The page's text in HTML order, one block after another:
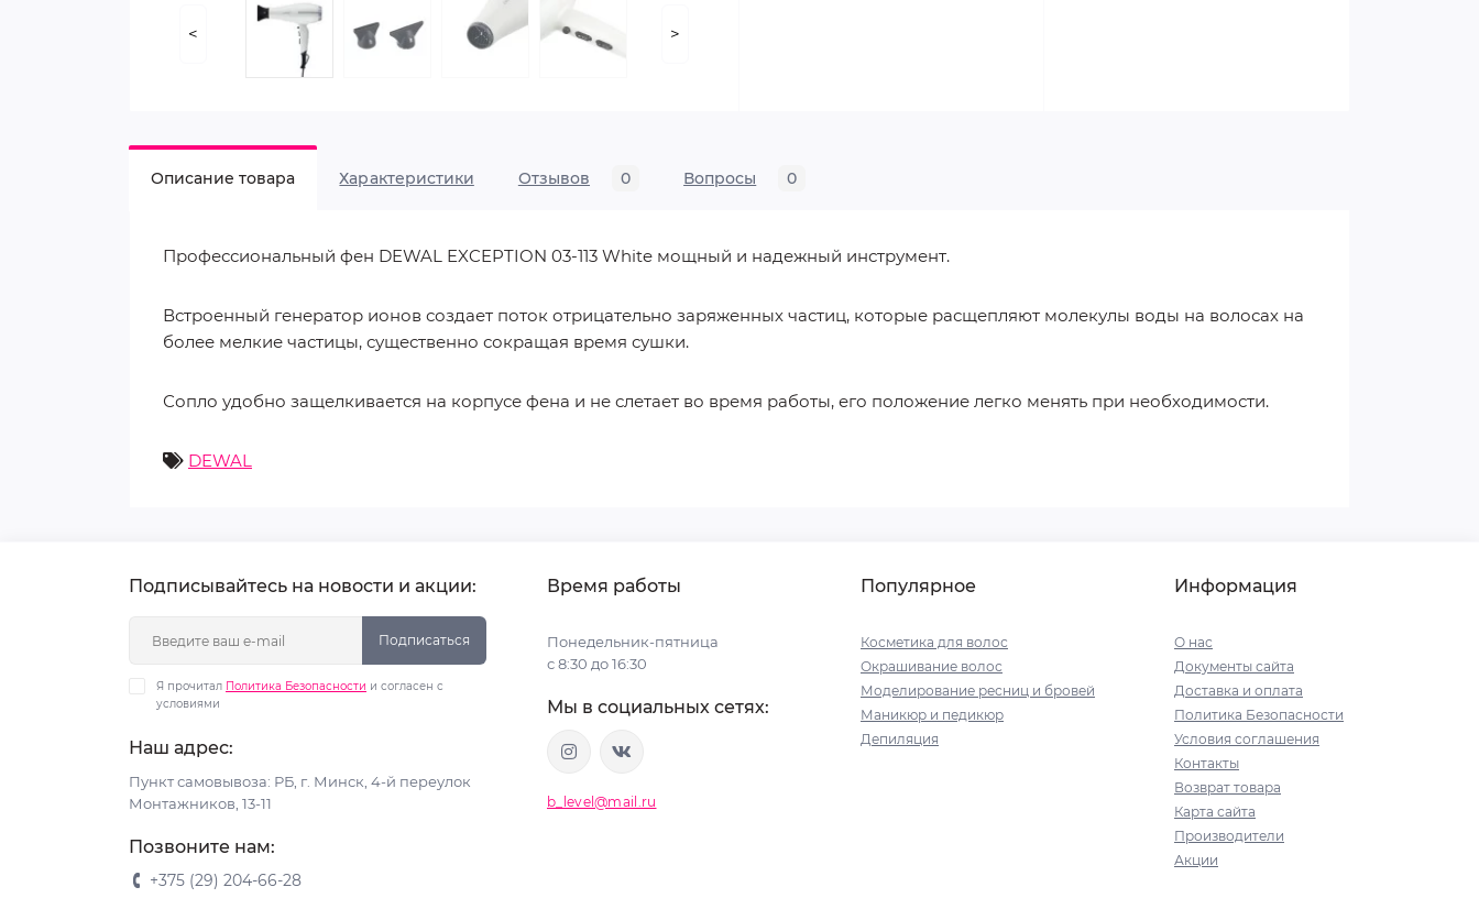
< >
Описание товара Характеристики Отзывов 0 Вопросы 0
Профессиональный фен DEWAL EXCEPTION 03-113 White мощный и надежный инструмент.
Встроенный генератор ионов создает поток отрицательно заряженных частиц, которые расщепляют молекулы воды на волосах на
более мелкие частицы, существенно сокращая время сушки.
Сопло удобно защелкивается на корпусе фена и не слетает во время работы, его положение легко менять при необходимости.
DEWAL
Подписывайтесь на новости и акции:
Подписаться
Я прочитал Политика Безопасности и согласен с
условиями
Наш адрес:
Пункт самовывоза: РБ, г. Минск, 4-й переулок
Монтажников, 13-11
Позвоните нам:
+375 (29) 204-66-28
Время работы
Понедельник-пятница
с 8:30 до 16:30
Мы в социальных сетях:
b_level@mail.ru
Популярное
Косметика для волос
Окрашивание волос
Моделирование ресниц и бровей
Маникюр и педикюр
Депиляция
Информация
О нас
Документы сайта
Доставка и оплата
Политика Безопасности
Условия соглашения
Контакты
Возврат товара
Карта сайта
Производители
Акции